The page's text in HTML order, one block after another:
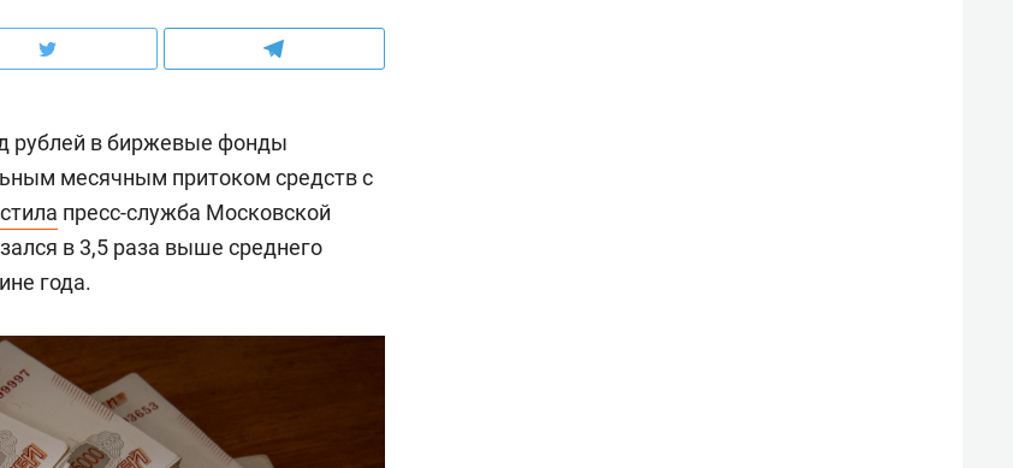
рублей в биржевые фонды
месячным притоком средств с
пресс-служба Московской
в 3,5 раза выше среднего
года.